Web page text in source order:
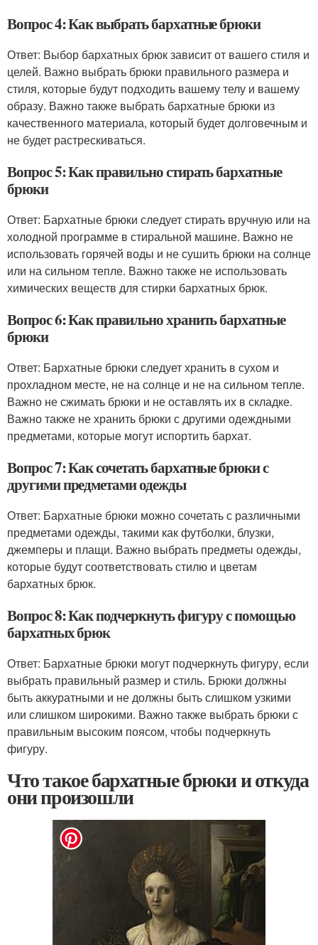
Вопрос 4: Как выбрать бархатные брюки
Ответ: Выбор бархатных брюк зависит от вашего стиля и
целей. Важно выбрать брюки правильного размера и
стиля, которые будут подходить вашему телу и вашему
образу. Важно также выбрать бархатные брюки из
качественного материала, который будет долговечным и
не будет растрескиваться.
Вопрос 5: Как правильно стирать бархатные
брюки
Ответ: Бархатные брюки следует стирать вручную или на
холодной программе в стиральной машине. Важно не
использовать горячей воды и не сушить брюки на солнце
или на сильном тепле. Важно также не использовать
химических веществ для стирки бархатных брюк.
Вопрос 6: Как правильно хранить бархатные
брюки
Ответ: Бархатные брюки следует хранить в сухом и
прохладном месте, не на солнце и не на сильном тепле.
Важно не сжимать брюки и не оставлять их в складке.
Важно также не хранить брюки с другими одеждными
предметами, которые могут испортить бархат.
Вопрос 7: Как сочетать бархатные брюки с
другими предметами одежды
Ответ: Бархатные брюки можно сочетать с различными
предметами одежды, такими как футболки, блузки,
джемперы и плащи. Важно выбрать предметы одежды,
которые будут соответствовать стилю и цветам
бархатных брюк.
Вопрос 8: Как подчеркнуть фигуру с помощью
бархатных брюк
Ответ: Бархатные брюки могут подчеркнуть фигуру, если
выбрать правильный размер и стиль. Брюки должны
быть аккуратными и не должны быть слишком узкими
или слишком широкими. Важно также выбрать брюки с
правильным высоким поясом, чтобы подчеркнуть
фигуру.
Что такое бархатные брюки и откуда
они произошли